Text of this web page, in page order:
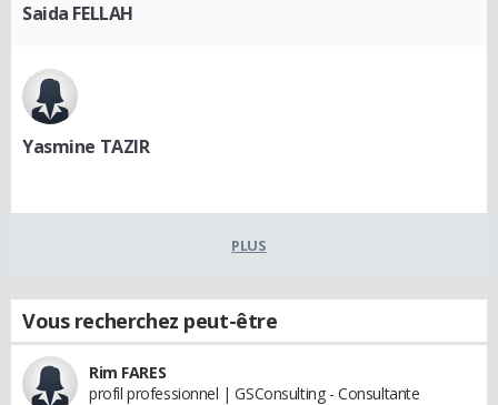
Saida FELLAH
Yasmine TAZIR
PLUS
Vous recherchez peut-être
Rim FARES
profil professionnel | GSConsulting - Consultante